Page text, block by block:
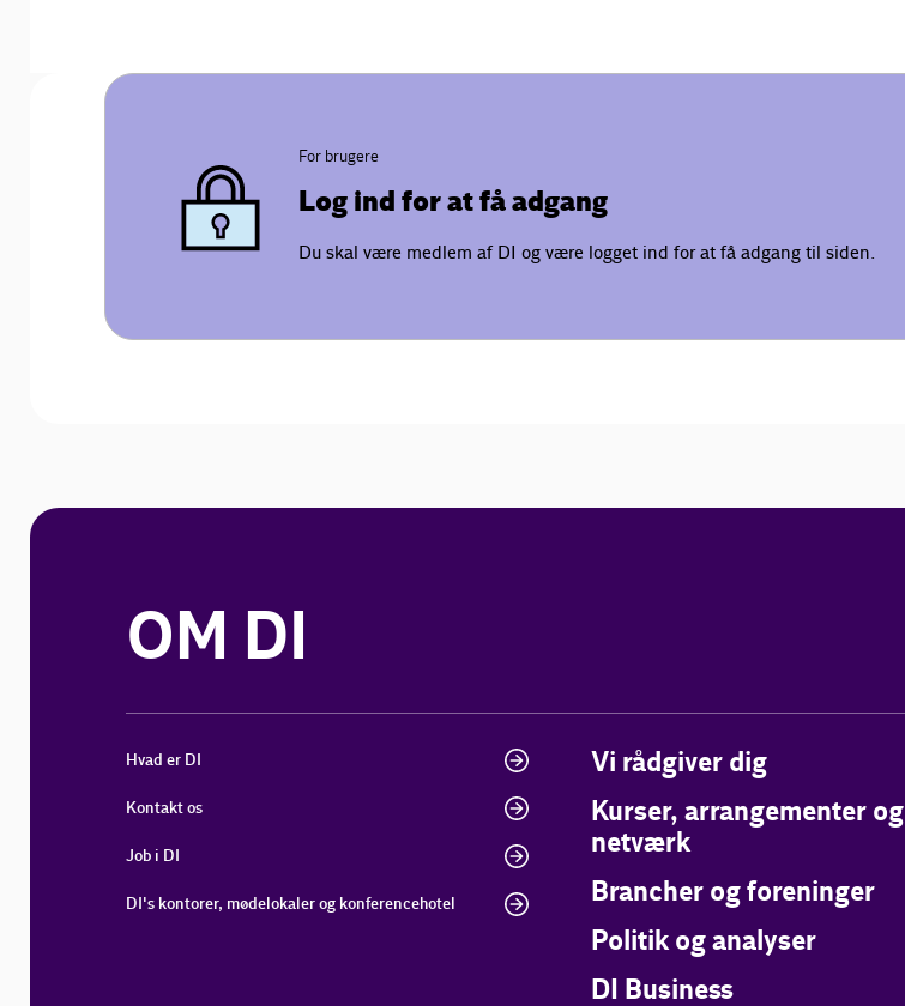
For brugere
Log ind for at få adgang
Du skal være medlem af DI og være logget ind for at få adgang til siden.
OM DI
Hvad er DI
Kontakt os
Job i DI
DI's kontorer, mødelokaler og konferencehotel
Vi rådgiver dig
Kurser, arrangementer og
netværk
Brancher og foreninger
Politik og analyser
DI Business